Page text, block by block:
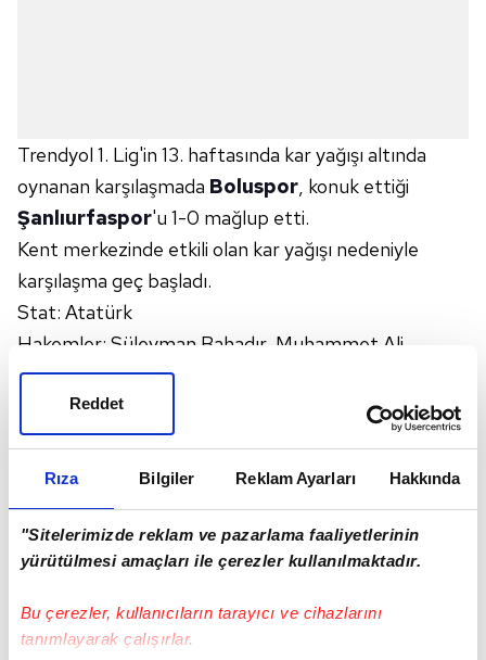
Rıza Bilgiler Reklam Ayarları Hakkında
"Sitelerimizde reklam ve pazarlama faaliyetlerinin
yürütülmesi amaçları ile çerezler kullanılmaktadır.
Bu çerezler, kullanıcıların tarayıcı ve cihazlarını
tanımlayarak çalışırlar.
Reddet
Trendyol 1. Lig'in 13. haftasında kar yağışı altında
oynanan karşılaşmada Boluspor, konuk ettiği
Şanlıurfaspor'u 1-0 mağlup etti.
Kent merkezinde etkili olan kar yağışı nedeniyle
karşılaşma geç başladı.
Stat: Atatürk
Hakemler: Süleyman Bahadır, Muhammet Ali
Doğan, Hasan Erdoğan
Boluspor: Çağlar Şahin Akbaba, Oğuz Kağan
Güçtekin (Dk. 90+1 Işık Kaan Arslan), Berk Yıldız,
Jefferson (Dk. 77 Estrella), Mukairu (Dk. 65 Eren
Fethi Özer, Hüsamettin Yener
Şanlurfaspor: Abdulkadir Sünger, Burak Can
Gökbayrak), Malle (Dk. 77 Ofosu), Kayode, Hasan